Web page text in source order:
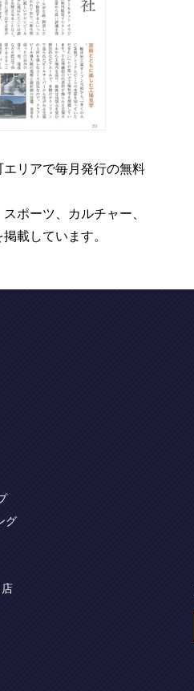
リアで毎月発行の無料
ポーツ、カルチャー、
載しています。
グ